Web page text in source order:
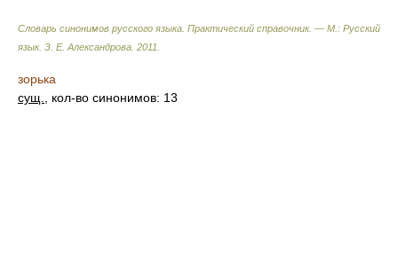
Словарь синонимов русского языка. Практический справочник. — М.: Русский
язык. З. Е. Александрова 2011
зорька
сущ.
, кол-во синонимов: 13